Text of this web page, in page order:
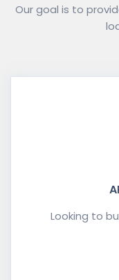
Our goal is to
Looking to